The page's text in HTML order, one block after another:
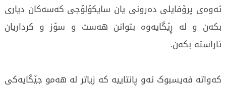
ئەوەی پرۆفایلی دەرونی یان سایکۆلۆجی کەسەکان دیاری
بکەن و لە ڕێگایەوە بتوانن هەست و سۆز و کرداریان
ئاراستە بکەن.
کەواتە فەیسبوک ئەو پانتاییە کە زیاتر لە هەمو جێگایەکی